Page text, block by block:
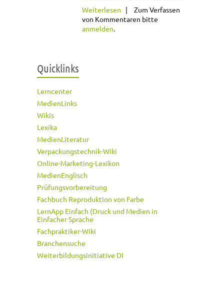
Weiterlesen über Beuth
Hochschule für
Technik Berlin -
Zum Verfassen
von Kommentaren bitte
anmelden
Quicklinks
Lerncenter
MedienLinks
Wikis
Lexika
MedienLiteratur
Verpackungstechnik-Wiki
Online-Marketing-Lexikon
MedienEnglisch
Prüfungsvorbereitung
Fachbuch Reproduktion von Farbe
LernApp Einfach (Druck und Medien in
Einfacher Sprache
Fachpraktiker-Wiki
Branchensuche
Weiterbildungsinitiative DI